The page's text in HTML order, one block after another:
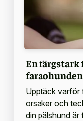
En
Upptäck varför
orsaker och
din pälshund är